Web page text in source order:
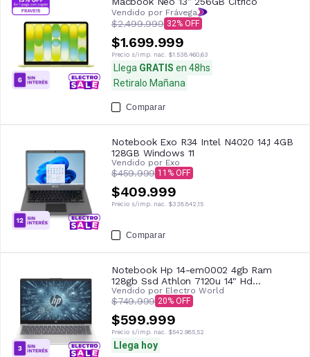
Vendido por Frávega
$2.499.999 32
$1.699.999
Precio s/imp. nac. $1.538.460,63
Llega GRATIS en 48hs
Retiralo Mañana
Comparar
Notebook Exo R34 Intel N4020 14,1 4GB
128GB Windows 11
Vendido por Exo
$459.999 11
$409.999
Precio s/imp. nac. $338.842,15
Comparar
Notebook Hp 14-em0002 4gb Ram
128gb Ssd Athlon 7120u 14" Hd
Moonlight Blue
Vendido por Electro World
$749.999 20
$599.999
Precio s/imp. nac. $542.985,52
Llega hoy